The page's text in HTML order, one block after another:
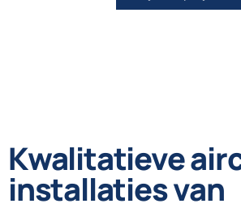
Kwalitatieve
installaties van